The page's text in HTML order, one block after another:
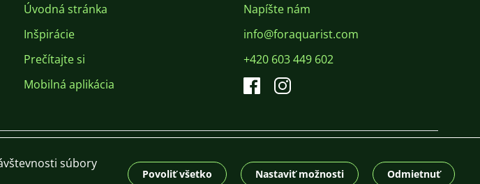
Úvodná stránka
Inšpirácie
Prečítajte si
Mobilná aplikácia
Napíšte nám
info@foraquarist.com
+420 603 449 602
CS EN PL DE © 2026 For Aquarist
súbory
Povoliť všetko Nastaviť možnosti Odmietnuť